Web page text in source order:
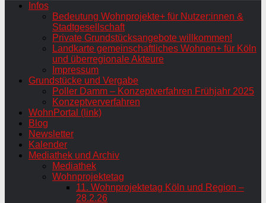
Infos
Bedeutung Wohnprojekte+ für Nutzer:innen &
Stadtgesellschaft
Private Grundstücksangebote willkommen!
Landkarte gemeinschaftliches Wohnen+ für Köln
und überregionale Akteure
Impressum
Grundstücke und Vergabe
Poller Damm – Konzeptverfahren Frühjahr 2025
Konzeptververfahren
WohnPortal (link)
Blog
Newsletter
Kalender
Mediathek und Archiv
Mediathek
Wohnprojektetag
11. Wohnprojektetag Köln und Region –
28.2.26